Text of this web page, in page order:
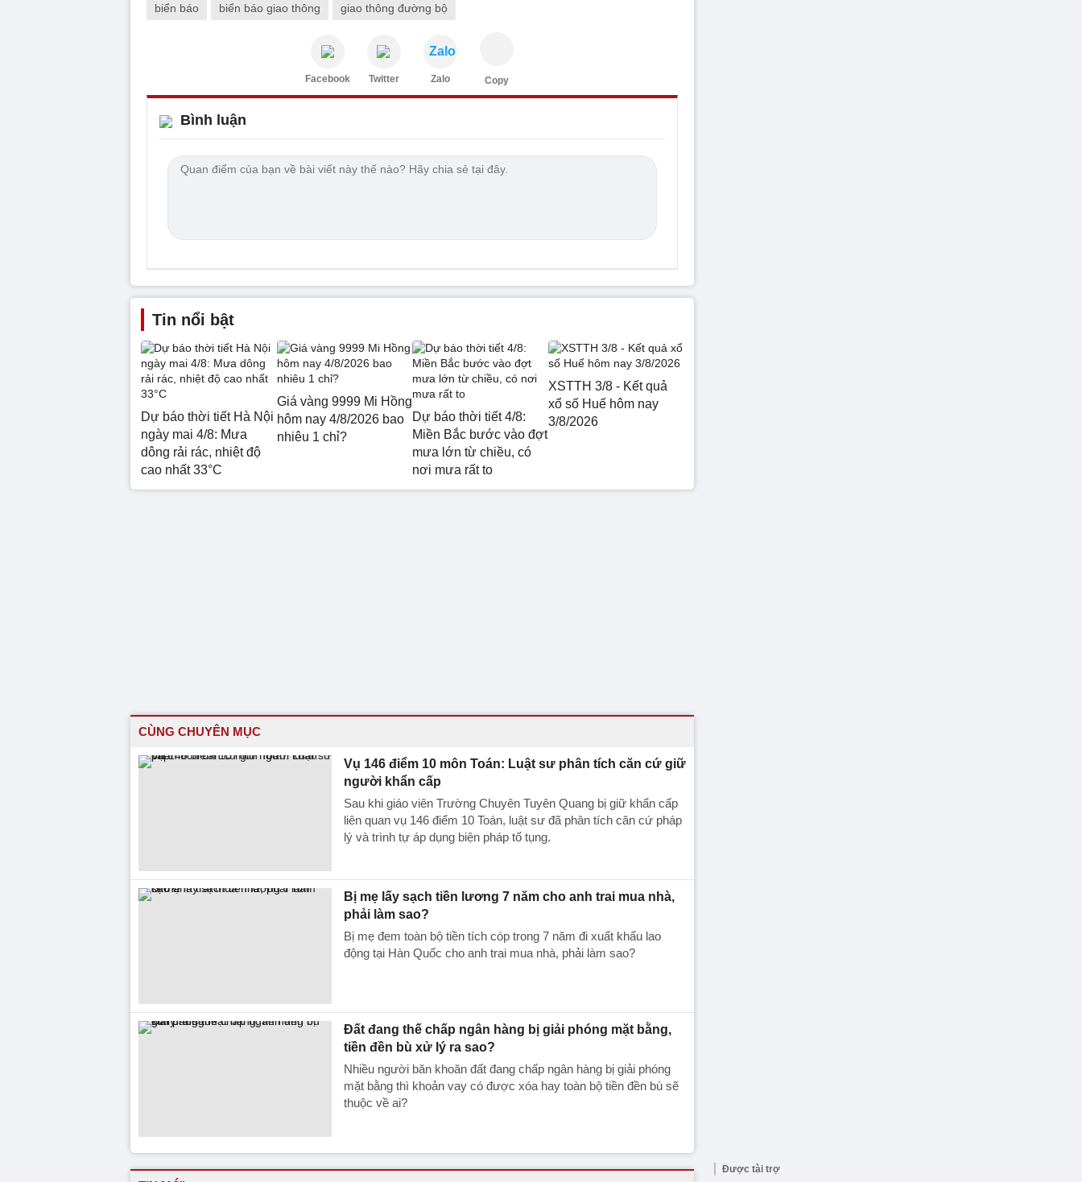
biển báo biển báo giao thông giao thông đường bộ
Facebook Twitter
Zalo
Zalo Copy
Bình luận
Tin nổi bật
Dự báo thời tiết Hà Nội
ngày mai 4/8: Mưa
dông rải rác, nhiệt độ
cao nhất 33°C
Giá vàng 9999 Mi Hồng
hôm nay 4/8/2026 bao
nhiêu 1 chỉ?
Dự báo thời tiết 4/8:
Miền Bắc bước vào đợt
mưa lớn từ chiều, có
nơi mưa rất to
XSTTH 3/8 - Kết quả
xổ số Huế hôm nay
3/8/2026
CÙNG CHUYÊN MỤC
Vụ 146 điểm 10 môn Toán: Luật sư phân tích căn cứ giữ
người khẩn cấp
Sau khi giáo viên Trường Chuyên Tuyên Quang bị giữ khẩn cấp
liên quan vụ 146 điểm 10 Toán, luật sư đã phân tích căn cứ pháp
lý và trình tự áp dụng biện pháp tố tụng.
Bị mẹ lấy sạch tiền lương 7 năm cho anh trai mua nhà,
phải làm sao?
Bị mẹ đem toàn bộ tiền tích cóp trong 7 năm đi xuất khẩu lao
động tại Hàn Quốc cho anh trai mua nhà, phải làm sao?
Đất đang thế chấp ngân hàng bị giải phóng mặt bằng,
tiền đền bù xử lý ra sao?
Nhiều người băn khoăn đất đang chấp ngân hàng bị giải phóng
mặt bằng thì khoản vay có được xóa hay toàn bộ tiền đền bù sẽ
thuộc về ai?
Được tài trợ